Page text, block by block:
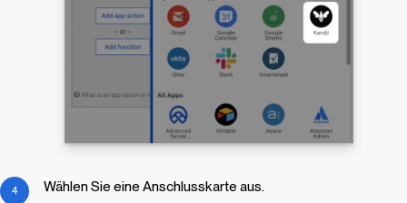
Wählen Sie eine Anschlusskarte aus.